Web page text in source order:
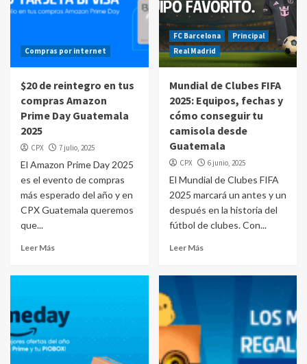
Compras por internet
$20 de reintegro en tus
compras Amazon
Prime Day Guatemala
2025
CPX 7 julio, 2025
El Amazon Prime Day 2025
es el evento de compras
más esperado del año y en
CPX Guatemala queremos
que...
Leer Más
FC Barcelona
Principal
Real Madrid
Mundial de Clubes FIFA
2025: Equipos, fechas y
cómo conseguir tu
camisola desde
Guatemala
CPX 6 junio, 2025
El Mundial de Clubes FIFA
2025 marcará un antes y un
después en la historia del
fútbol de clubes. Con...
Leer Más